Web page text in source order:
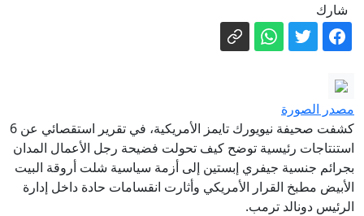
تحطمت في يوتا
الجزائر تتسلم مواطنا ألمانيا تعرض
للاختطاف في النيجر
إسبانيا تفعل إجراءات مراقبة الحدود
شارك
مصدر الصورة
كشفت صحيفة نيويورك تايمز الأمريكية، في تقرير استقصائي عن 6
استنتاجات رئيسية توضح كيف تحولت فضيحة رجل الأعمال المدان
بجرائم جنسية جيفري إبستين إلى أزمة سياسية شلت أروقة البيت
الأبيض مطبخ القرار الأمريكي وأثارت انقسامات حادة داخل إدارة
الرئيس دونالد ترمب.